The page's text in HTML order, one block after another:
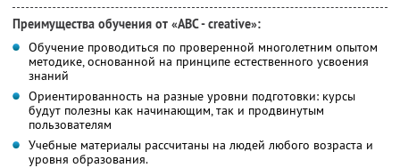
Преимущества обучения от «ABC - creative»:
Обучение проводиться по проверенной многолетним опытом
методике, основанной на принципе естественного усвоения
знаний
Ориентированность на разные уровни подготовки: курсы
будут полезны как начинающим, так и продвинутым
пользователям
Учебные материалы рассчитаны на людей любого возраста и
уровня образования.